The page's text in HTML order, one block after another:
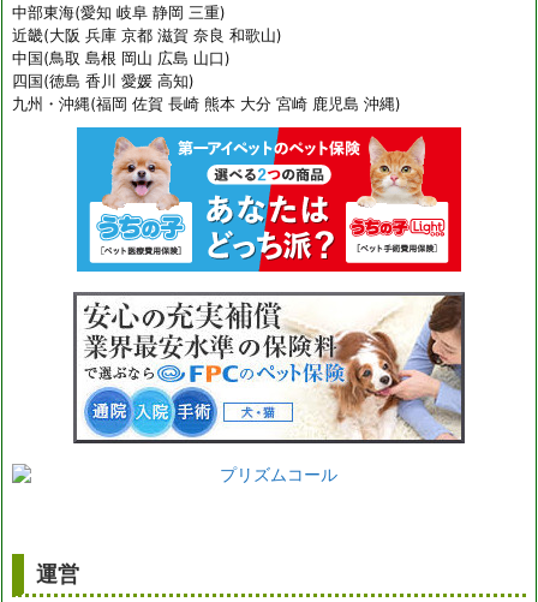
中部東海(愛知 岐阜 静岡 三重)
近畿(大阪 兵庫 京都 滋賀 奈良 和歌山)
中国(鳥取 島根 岡山 広島 山口)
四国(徳島 香川 愛媛 高知)
九州・沖縄(福岡 佐賀 長崎 熊本 大分 宮崎 鹿児島 沖縄)
運営